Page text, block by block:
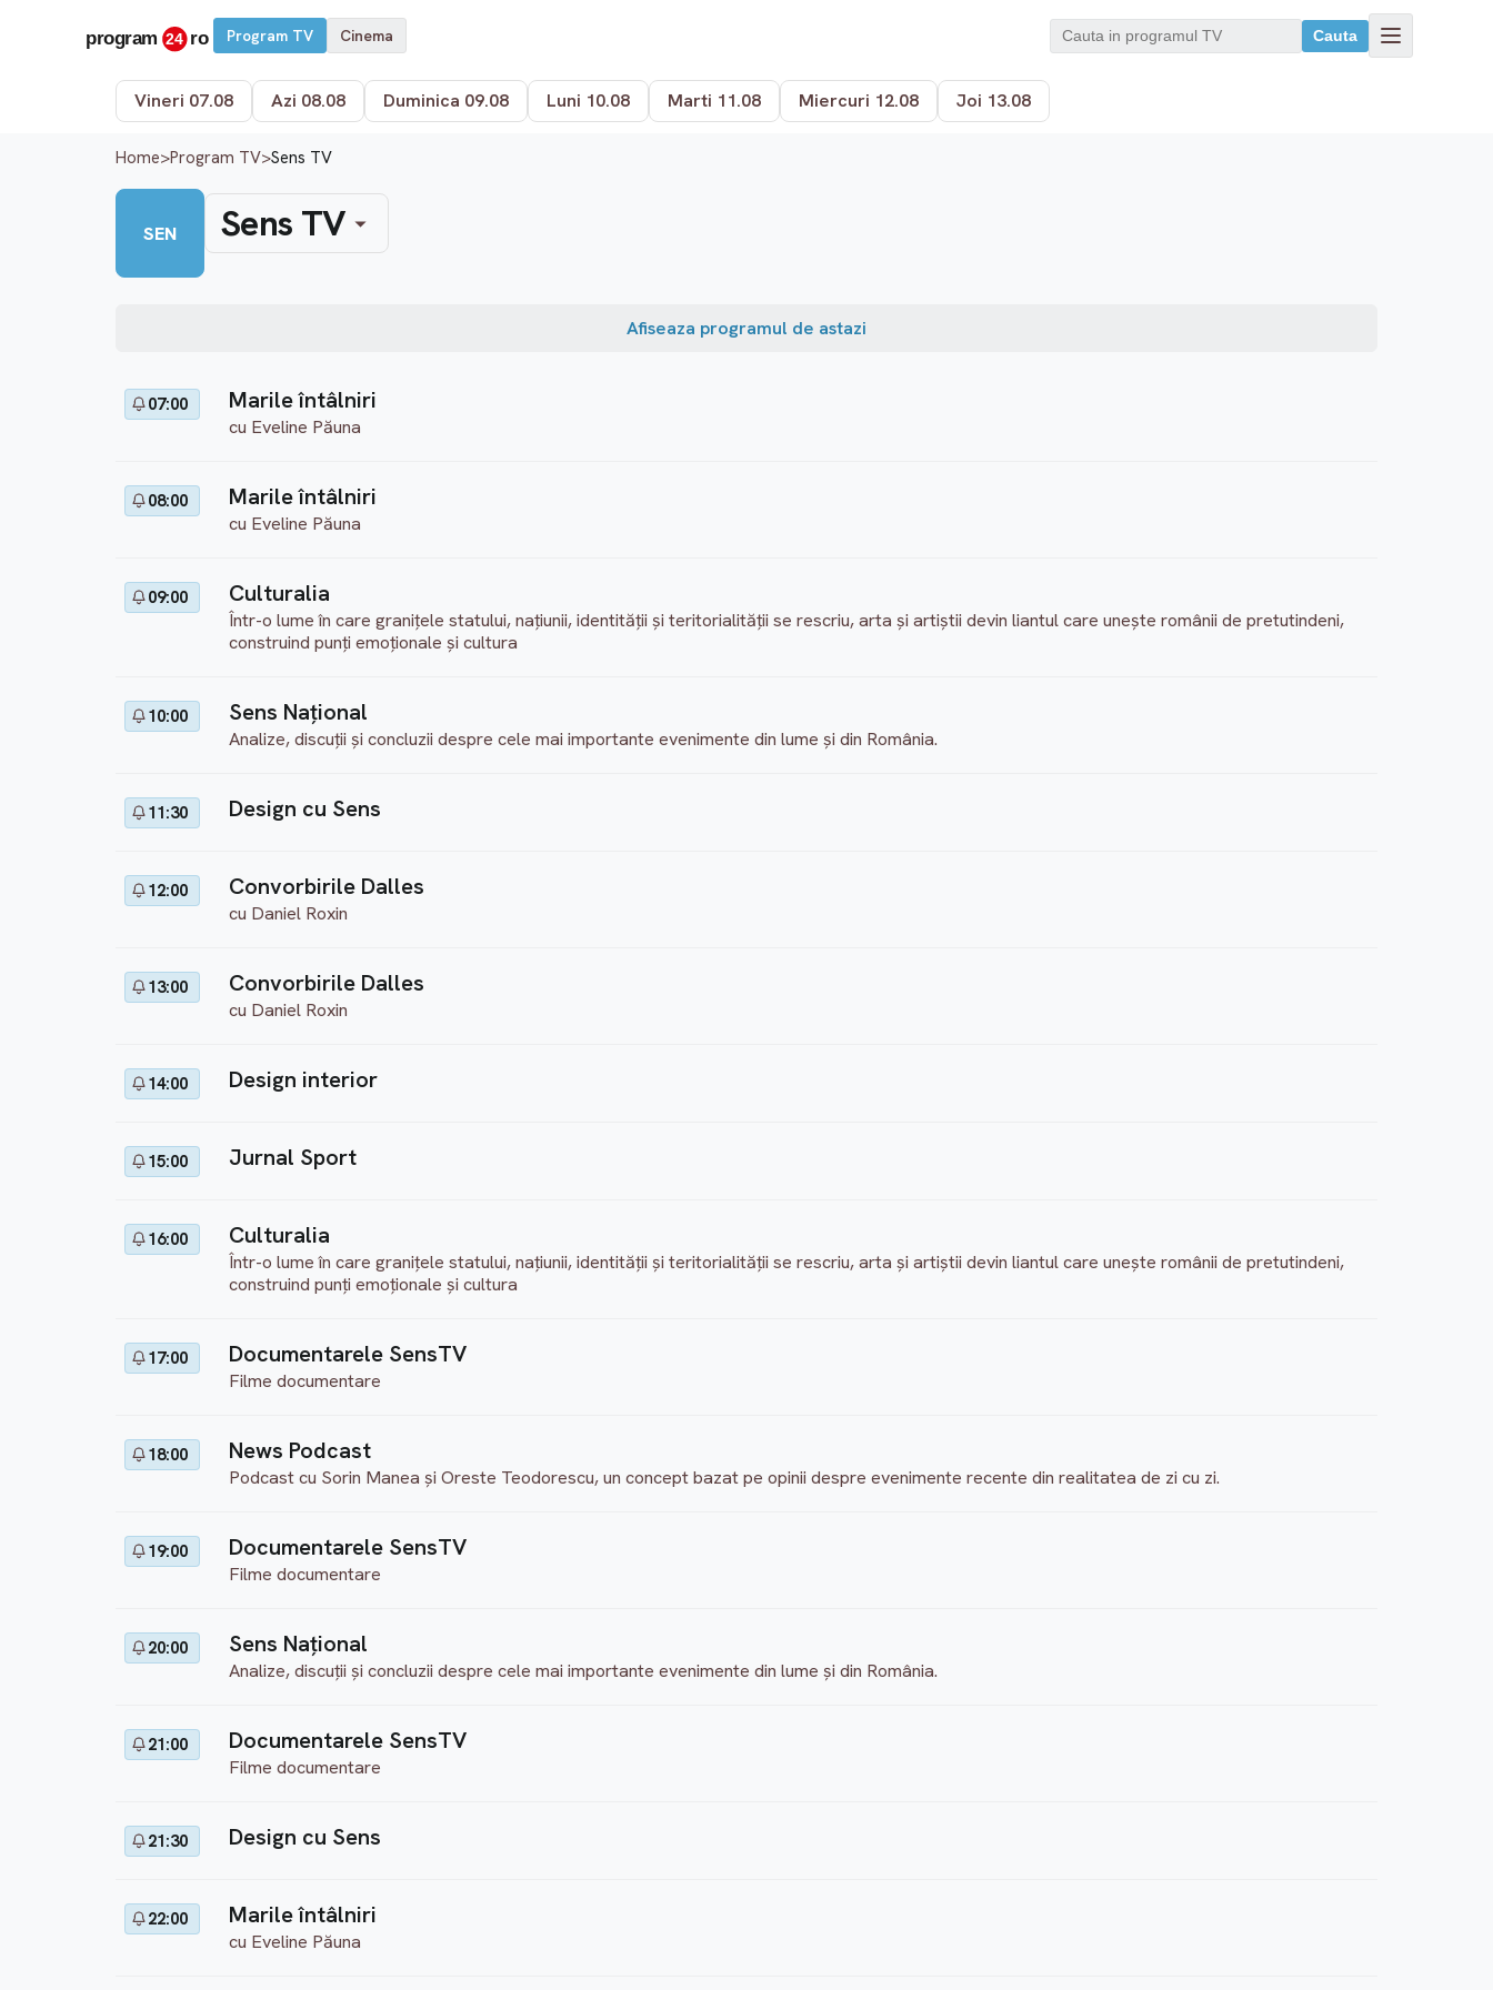
Program TV Cinema Cauta
Vineri 07.08 Azi 08.08 Duminica 09.08 Luni 10.08 Marti 11.08 Miercuri 12.08 Joi 13.08
Home>Program TV>Sens TV
SEN Sens TV
Afiseaza programul de astazi
07:00 Marile întâlniri
cu Eveline Păuna
08:00 Marile întâlniri
cu Eveline Păuna
09:00 Culturalia
Într-o lume în care granițele statului, națiunii, identității și teritorialității se rescriu, arta și artiștii devin liantul care unește românii de pretutindeni,
construind punți emoționale și cultura
10:00 Sens Național
Analize, discuții și concluzii despre cele mai importante evenimente din lume și din România.
11:30 Design cu Sens
12:00 Convorbirile Dalles
cu Daniel Roxin
13:00 Convorbirile Dalles
cu Daniel Roxin
14:00 Design interior
15:00 Jurnal Sport
16:00 Culturalia
Într-o lume în care granițele statului, națiunii, identității și teritorialității se rescriu, arta și artiștii devin liantul care unește românii de pretutindeni,
construind punți emoționale și cultura
17:00 Documentarele SensTV
Filme documentare
18:00 News Podcast
Podcast cu Sorin Manea și Oreste Teodorescu, un concept bazat pe opinii despre evenimente recente din realitatea de zi cu zi.
19:00 Documentarele SensTV
Filme documentare
20:00 Sens Național
Analize, discuții și concluzii despre cele mai importante evenimente din lume și din România.
21:00 Documentarele SensTV
Filme documentare
21:30 Design cu Sens
22:00 Marile întâlniri
cu Eveline Păuna